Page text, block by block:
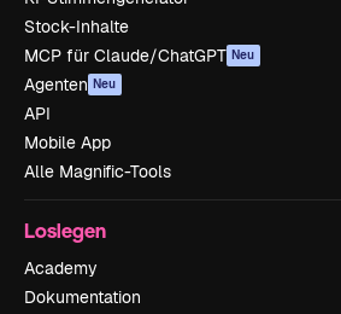
Stock-Inhalte
MCP für Claude/ChatGPT Neu
Agenten Neu
API
Mobile App
Alle Magnific-Tools
Loslegen
Academy
Dokumentation